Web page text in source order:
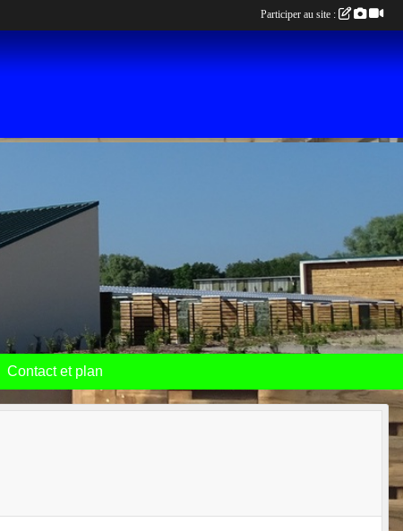
Contact et plan
Participer au site :